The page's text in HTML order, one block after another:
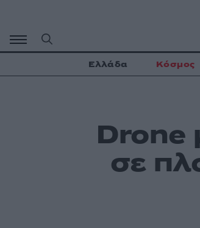
περιεχόμενο
Ελλάδα Κόσμος
Drone
σε